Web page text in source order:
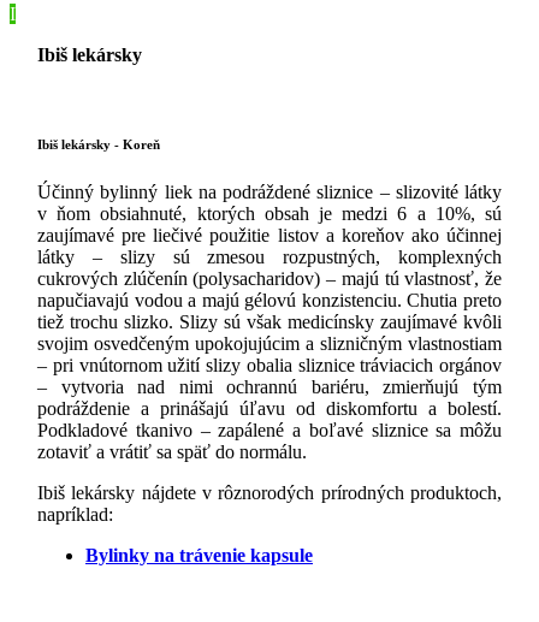
I
Ibiš lekársky
Ibiš lekársky - Koreň
Účinný bylinný liek na podráždené sliznice – slizovité látky
v ňom obsiahnuté, ktorých obsah je medzi 6 a 10%, sú
zaujímavé pre liečivé použitie listov a koreňov ako účinnej
látky – slizy sú zmesou rozpustných, komplexných
cukrových zlúčenín (polysacharidov) – majú tú vlastnosť, že
napučiavajú vodou a majú gélovú konzistenciu. Chutia preto
tiež trochu slizko. Slizy sú však medicínsky zaujímavé kvôli
svojim osvedčeným upokojujúcim a slizničným vlastnostiam
– pri vnútornom užití slizy obalia sliznice tráviacich orgánov
– vytvoria nad nimi ochrannú bariéru, zmierňujú tým
podráždenie a prinášajú úľavu od diskomfortu a bolestí.
Podkladové tkanivo – zapálené a boľavé sliznice sa môžu
zotaviť a vrátiť sa späť do normálu.
Ibiš lekársky nájdete v rôznorodých prírodných produktoch,
napríklad:
Bylinky na trávenie kapsule